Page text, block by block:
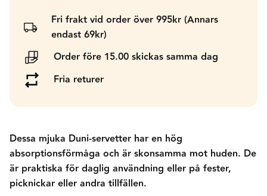
Fri frakt vid order över 995kr (Annars
endast 69kr)
Order före 15.00 skickas samma dag
Fria returer
Dessa mjuka Duni-servetter har en hög
absorptionsförmåga och är skonsamma mot huden. De
är praktiska för daglig användning eller på fester,
picknickar eller andra tillfällen.